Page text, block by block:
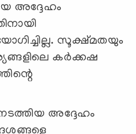
അദ്ദേഹം
സൂക്ഷ്മതയും
കര്‍ക്കഷ
അദ്ദേഹം